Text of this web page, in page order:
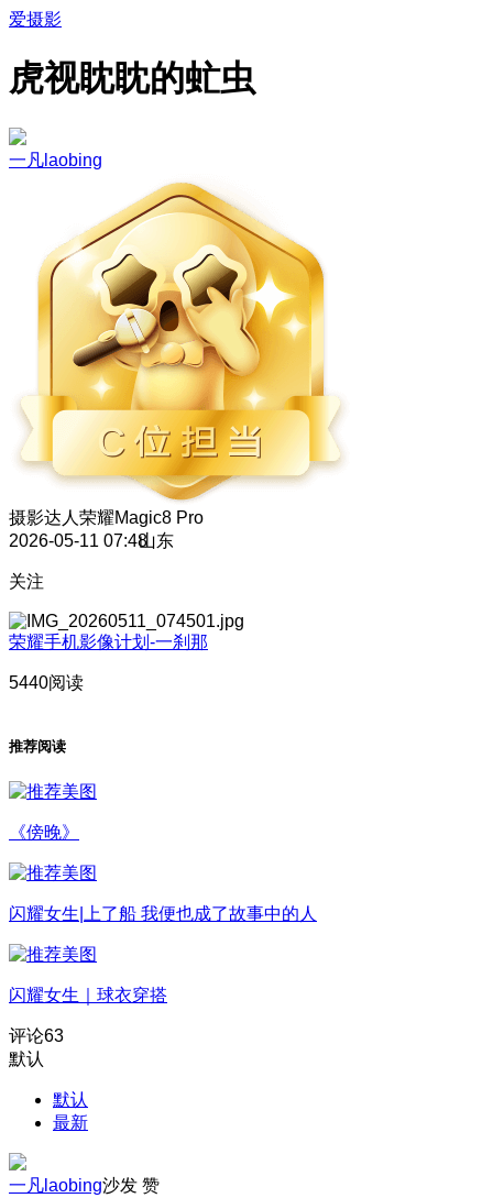
爱摄影
虎视眈眈的虻虫
一凡laobing
摄影达人 荣耀Magic8 Pro
2026-05-11 07:48山东
关注
荣耀手机影像计划-一刹那
5440阅读
推荐阅读
《傍晚》
闪耀女生|上了船 我便也成了故事中的人
闪耀女生｜球衣穿搭
评论63
默认
默认
最新
一凡laobing沙发 赞